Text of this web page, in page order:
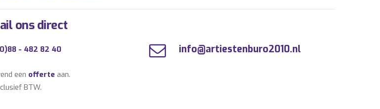
ons direct
- 482 82 40 info@artiestenburo2010.nl
een offerte aan.
BTW.